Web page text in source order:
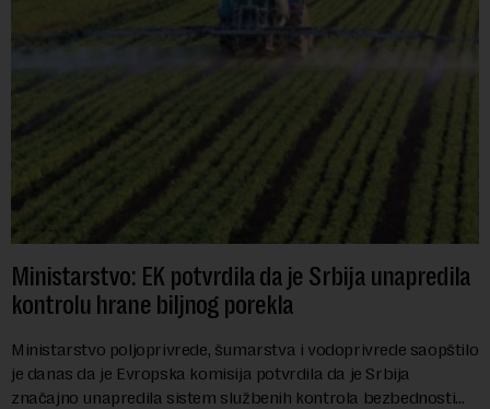
Ministarstvo: EK potvrdila da je Srbija unapredila
kontrolu hrane biljnog porekla
Ministarstvo poljoprivrede, šumarstva i vodoprivrede saopštilo
je danas da je Evropska komisija potvrdila da je Srbija
značajno unapredila sistem službenih kontrola bezbednosti